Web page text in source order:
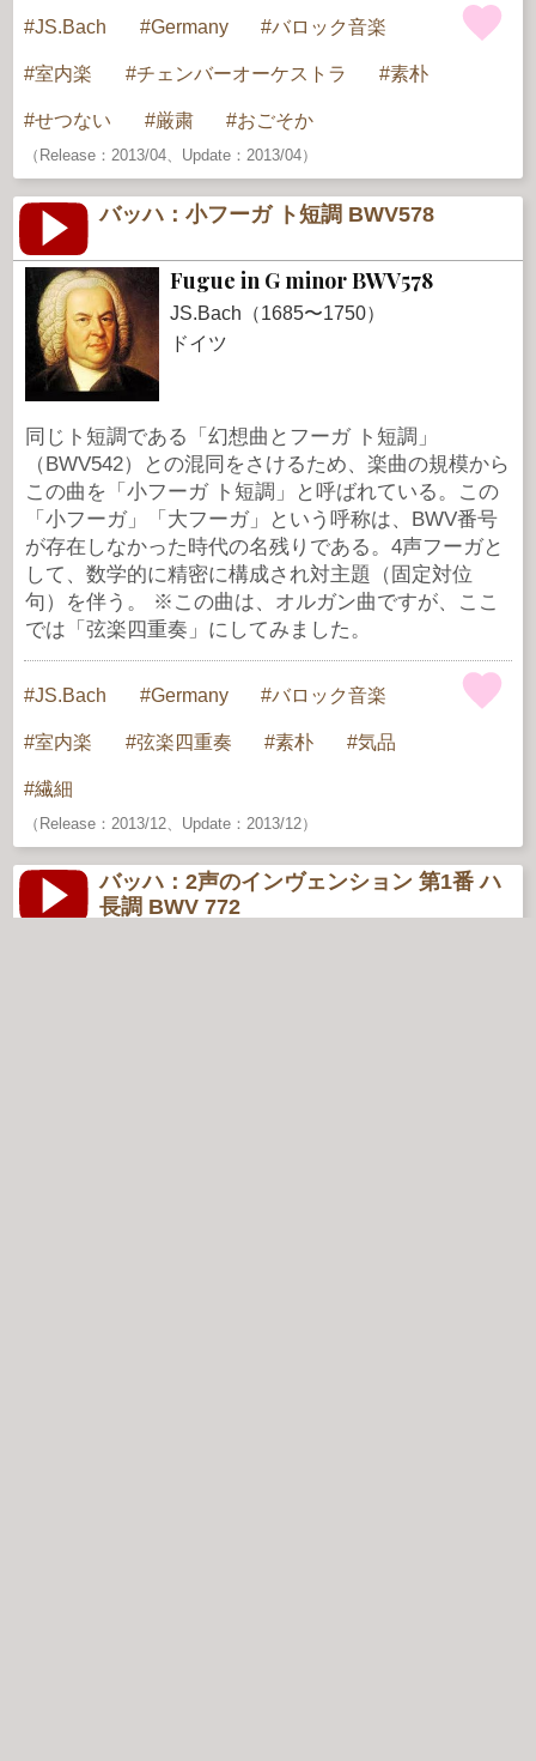
JS.Bach Germany バロック音楽
室内楽 チェンバーオーケストラ 素朴
せつない 厳粛 おごそか
（Release：2013/04、Update：2013/04）
バッハ：小フーガ ト短調 BWV578
Fugue in G minor BWV578
JS.Bach（1685〜1750）
ドイツ
同じト短調である「幻想曲とフーガ ト短調」
（BWV542）との混同をさけるため、楽曲の規模から
この曲を「小フーガ ト短調」と呼ばれている。この
「小フーガ」「大フーガ」という呼称は、BWV番号
が存在しなかった時代の名残りである。4声フーガと
して、数学的に精密に構成され対主題（固定対位
句）を伴う。 ※この曲は、オルガン曲ですが、ここ
では「弦楽四重奏」にしてみました。
JS.Bach Germany バロック音楽
室内楽 弦楽四重奏 素朴 気品
繊細
（Release：2013/12、Update：2013/12）
バッハ：2声のインヴェンション 第1番 ハ
長調 BWV 772